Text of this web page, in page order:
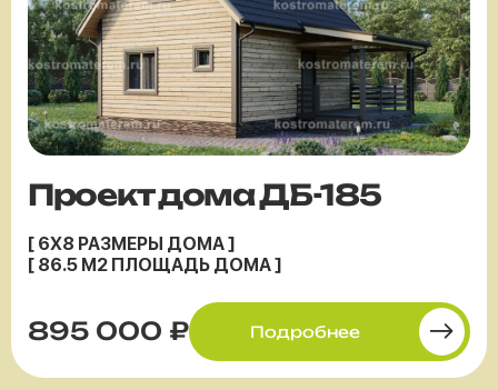
Проект дома ДБ-185
[ 6X8 РАЗМЕРЫ ДОМА ]
[ 86.5 М2 ПЛОЩАДЬ ДОМА ]
895 000 ₽ Подробнее